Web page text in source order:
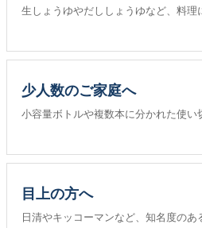
生しょうゆやだししょうゆなど、料理
少人数のご家庭へ
小容量ボトルや複数本に分かれた使い
目上の方へ
日清やキッコーマンなど、知名度のあ